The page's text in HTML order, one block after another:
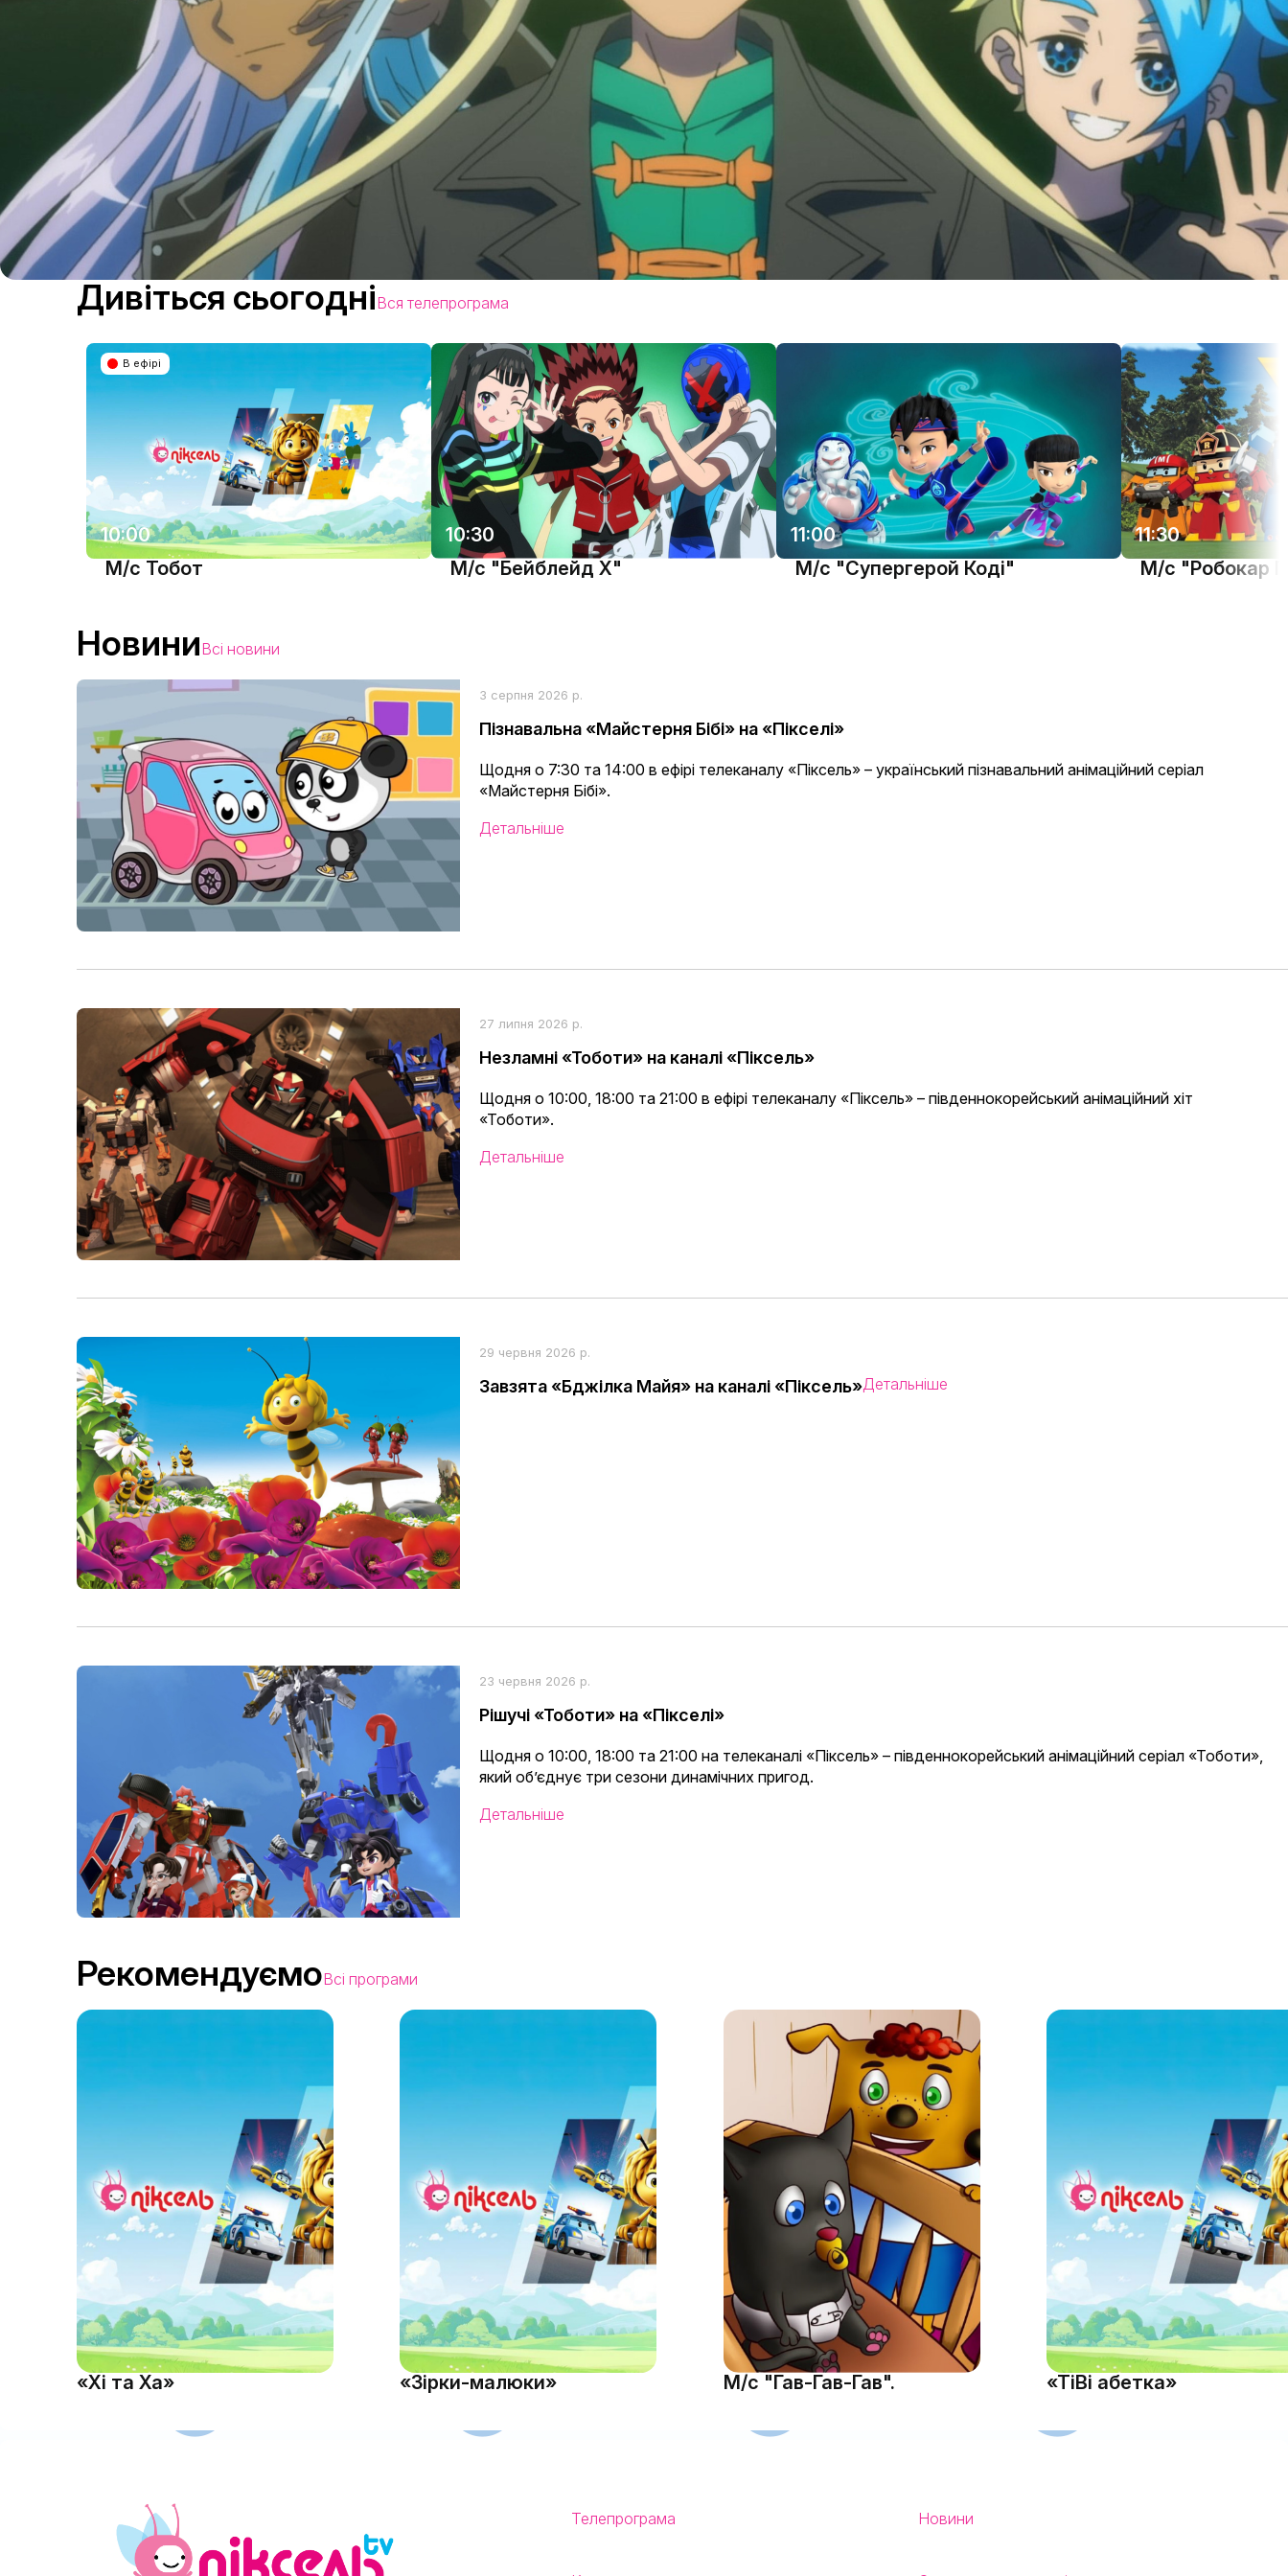
Дивіться сьогодніВся телепрограма
В ефірі
10:00
М/с Тобот
10:30
М/с "Бейблейд X"
11:00
М/с "Супергерой Коді"
11:30
М/с "Робокар
НовиниВсі новини
3 серпня 2026 р.
Пізнавальна «Майстерня Бібі» на «Пікселі»
Щодня о 7:30 та 14:00 в ефірі телеканалу «Піксель» – український пізнавальний анімаційний серіал
«Майстерня Бібі».
Детальніше
27 липня 2026 р.
Незламні «Тоботи» на каналі «Піксель»
Щодня о 10:00, 18:00 та 21:00 в ефірі телеканалу «Піксель» – південнокорейський анімаційний хіт
«Тоботи».
Детальніше
29 червня 2026 р.
Завзята «Бджілка Майя» на каналі «Піксель»Детальніше
23 червня 2026 р.
Рішучі «Тоботи» на «Пікселі»
Щодня о 10:00, 18:00 та 21:00 на телеканалі «Піксель» – південнокорейський анімаційний серіал «Тоботи»,
який об’єднує три сезони динамічних пригод.
Детальніше
РекомендуємоВсі програми
«Хі та Ха» «Зірки-малюки» М/с "Гав-Гав-Гав". «ТіВі абетка»
Телепрограма Новини